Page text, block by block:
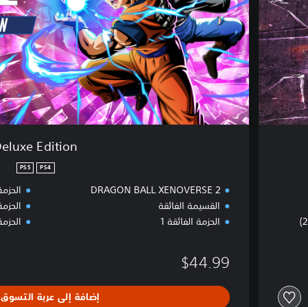
i
t
i
o
n
Edition
PS4
PS5
DRAGON BALL XENOVERSE 2
القسيمة الفائقة
الحزمة الفائقة 1
$44.99
إضافة إلى عربة التسوق